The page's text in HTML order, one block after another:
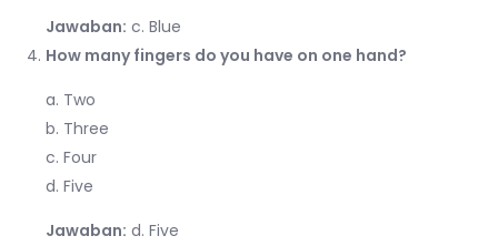
Jawaban: c. Blue
How many fingers do you have on one hand?
a. Two
b. Three
c. Four
d. Five
Jawaban: d. Five